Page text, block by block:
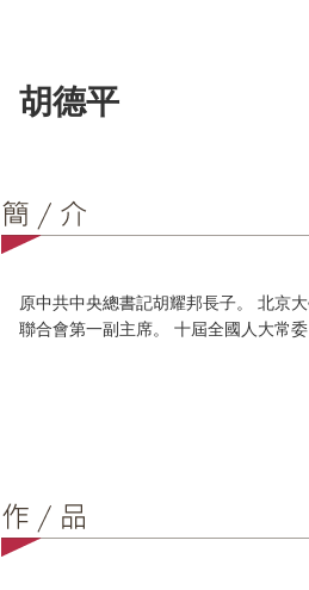
胡德平
原中共中央總書記胡耀邦長子。 北京
聯合會第一副主席。 十屆全國人大常